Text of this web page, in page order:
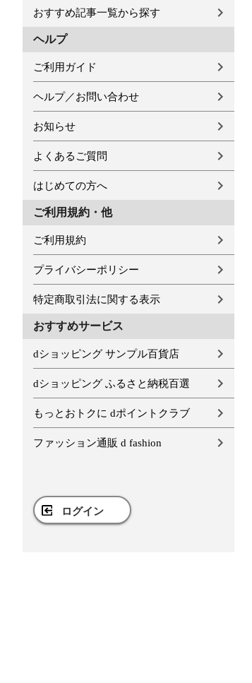
おすすめ記事一覧から探す
ヘルプ
ご利用ガイド
ヘルプ／お問い合わせ
お知らせ
よくあるご質問
はじめての方へ
ご利用規約・他
ご利用規約
プライバシーポリシー
特定商取引法に関する表示
おすすめサービス
dショッピング サンプル百貨店
dショッピング ふるさと納税百選
もっとおトクに dポイントクラブ
ファッション通販 d fashion
ログイン